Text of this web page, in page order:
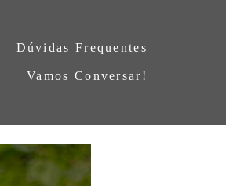
Dúvidas Frequentes
Vamos Conversar!